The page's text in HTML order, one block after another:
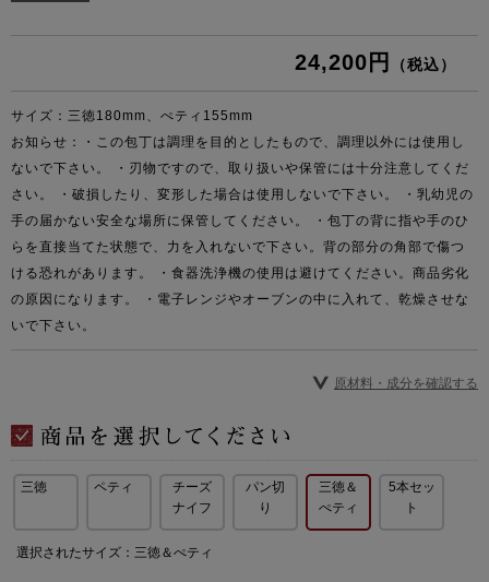
24,200円 （税込）
サイズ：三徳180mm、ぺティ155mm
お知らせ：
・この包丁は調理を目的としたもので、調理以外には使用し
ないで下さい。 ・刃物ですので、取り扱いや保管には十分注意してくだ
さい。 ・破損したり、変形した場合は使用しないで下さい。 ・乳幼児の
手の届かない安全な場所に保管してください。 ・包丁の背に指や手のひ
らを直接当てた状態で、力を入れないで下さい。背の部分の角部で傷つ
ける恐れがあります。 ・食器洗浄機の使用は避けてください。商品劣化
の原因になります。 ・電子レンジやオーブンの中に入れて、乾燥させな
いで下さい。
原材料・成分を確認する
三徳 ペティ
チーズ
ナイフ
パン切
り
三徳＆
ぺティ
5本セッ
ト
選択されたサイズ：三徳＆ぺティ